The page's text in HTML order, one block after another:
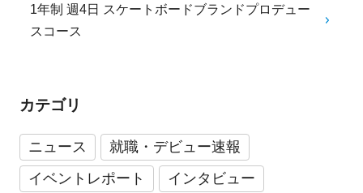
1年制 週4日 スケートボードブランドプロデュー
スコース
カテゴリ
ニュース
就職・デビュー速報
イベントレポート
インタビュー